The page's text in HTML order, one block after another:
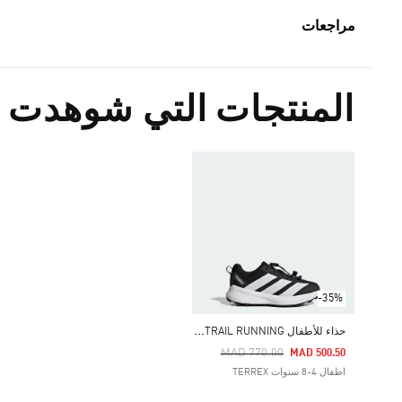
مراجعات
المنتجات التي شوهدت
-35%
ح
ذاء للأطفال TERREX AGRAVIC TRAIL RUNNING
Price Reduced From
MAD 770.00
To MAD 500.50
اطفال 4-8 سنوات TERREX